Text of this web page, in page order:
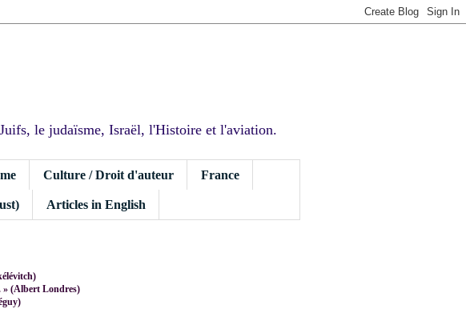
le judaïsme, Israël, l'Histoire et l'aviation.
Culture / Droit d'auteur France
Articles in English
» (Albert Londres)